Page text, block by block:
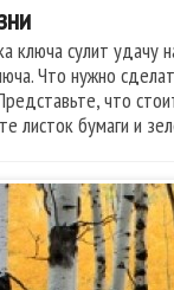
ключа сулит
Что нужно
что
листок бумаги и